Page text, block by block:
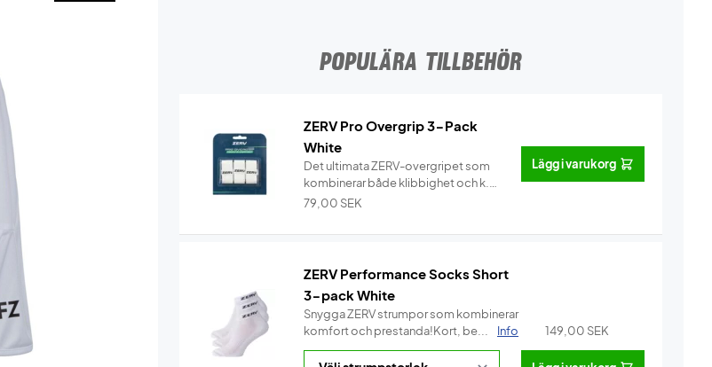
POPULÄRA TILLBEHÖR
ZERV Pro Overgrip 3-Pack
White
Det ultimata ZERV-overgripet som
kombinerar både klibbighet och k...
Info
79,00 SEK
Lägg i varukorg
ZERV Performance Socks Short
3-pack White
Snygga ZERV strumpor som kombinerar
komfort och prestanda!Kort, be...
Info 149,00 SEK